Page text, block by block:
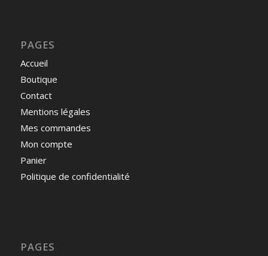
PAGES
Accueil
Boutique
Contact
Mentions légales
Mes commandes
Mon compte
Panier
Politique de confidentialité
PAGES